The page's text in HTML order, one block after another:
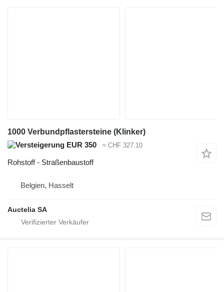
1000 Verbundpflastersteine (Klinker)
EUR 350
≈ CHF 327.10
Rohstoff - Straßenbaustoff
Belgien, Hasselt
Auctelia SA